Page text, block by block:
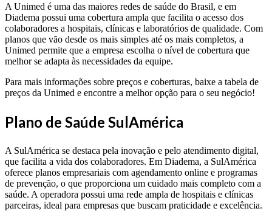
A Unimed é uma das maiores redes de saúde do Brasil, e em
Diadema possui uma cobertura ampla que facilita o acesso dos
colaboradores a hospitais, clínicas e laboratórios de qualidade. Com
planos que vão desde os mais simples até os mais completos, a
Unimed permite que a empresa escolha o nível de cobertura que
melhor se adapta às necessidades da equipe.
Para mais informações sobre preços e coberturas, baixe a tabela de
preços da Unimed e encontre a melhor opção para o seu negócio!
Plano de Saúde SulAmérica
A SulAmérica se destaca pela inovação e pelo atendimento digital,
que facilita a vida dos colaboradores. Em Diadema, a SulAmérica
oferece planos empresariais com agendamento online e programas
de prevenção, o que proporciona um cuidado mais completo com a
saúde. A operadora possui uma rede ampla de hospitais e clínicas
parceiras, ideal para empresas que buscam praticidade e excelência.